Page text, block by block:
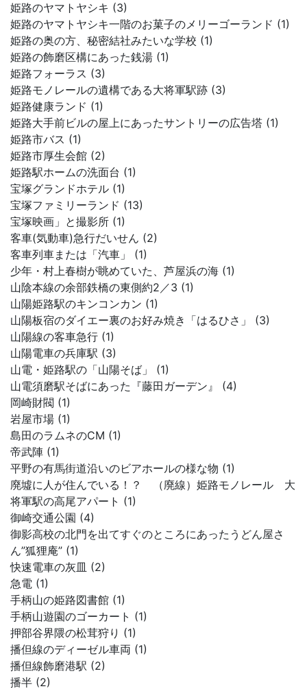
姫路のヤマトヤシキ (3)
姫路のヤマトヤシキ一階のお菓子のメリーゴーランド (1)
姫路の奥の方、秘密結社みたいな学校 (1)
姫路の飾磨区構にあった銭湯 (1)
姫路フォーラス (3)
姫路モノレールの遺構である大将軍駅跡 (3)
姫路健康ランド (1)
姫路大手前ビルの屋上にあったサントリーの広告塔 (1)
姫路市バス (1)
姫路市厚生会館 (2)
姫路駅ホームの洗面台 (1)
宝塚グランドホテル (1)
宝塚ファミリーランド (13)
宝塚映画」と撮影所 (1)
客車(気動車)急行だいせん (2)
客車列車または「汽車」 (1)
少年・村上春樹が眺めていた、芦屋浜の海 (1)
山陰本線の余部鉄橋の東側約2／3 (1)
山陽姫路駅のキンコンカン (1)
山陽板宿のダイエー裏のお好み焼き「はるひさ」 (3)
山陽線の客車急行 (1)
山陽電車の兵庫駅 (3)
山電・姫路駅の「山陽そば」 (1)
山電須磨駅そばにあった『藤田ガーデン』 (4)
岡崎財閥 (1)
岩屋市場 (1)
島田のラムネのCM (1)
帝武陣 (1)
平野の有馬街道沿いのビアホールの様な物 (1)
廃墟に人が住んでいる！？ （廃線）姫路モノレール 大
将軍駅の高尾アパート (1)
御崎交通公園 (4)
御影高校の北門を出てすぐのところにあったうどん屋さ
ん”狐狸庵” (1)
快速電車の灰皿 (2)
急電 (1)
手柄山の姫路図書館 (1)
手柄山遊園のゴーカート (1)
押部谷界隈の松茸狩り (1)
播但線のディーゼル車両 (1)
播但線飾磨港駅 (2)
播半 (2)